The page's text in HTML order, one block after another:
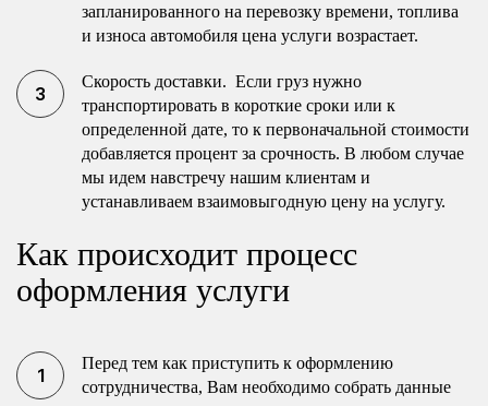
запланированного на перевозку времени, топлива
и износа автомобиля цена услуги возрастает.
Скорость доставки. Если груз нужно
транспортировать в короткие сроки или к
определенной дате, то к первоначальной стоимости
добавляется процент за срочность. В любом случае
мы идем навстречу нашим клиентам и
устанавливаем взаимовыгодную цену на услугу.
Как происходит процесс
оформления услуги
Перед тем как приступить к оформлению
сотрудничества, Вам необходимо собрать данные